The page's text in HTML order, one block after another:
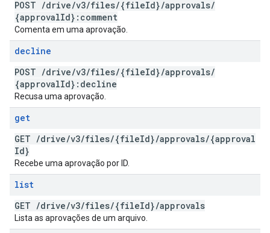
POST /drive/v3/files/{fileId}/approvals/
{approvalId}:comment
Comenta em uma aprovação.
decline
POST /drive/v3/files/{fileId}/approvals/
{approvalId}:decline
Recusa uma aprovação.
get
GET /drive/v3/files/{fileId}/approvals/{approval
Id}
Recebe uma aprovação por ID.
list
GET /drive/v3/files/{fileId}/approvals
Lista as aprovações de um arquivo.